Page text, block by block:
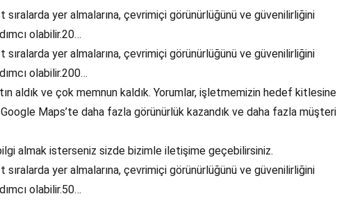
yer almalarına, çevrimiçi görünürlüğünü ve güvenilirliğini
olabilir.20…
yer almalarına, çevrimiçi görünürlüğünü ve güvenilirliğini
olabilir.200…
aldık ve çok memnun kaldık. Yorumlar, işletmemizin hedef kitlesine
Maps’te daha fazla görünürlük kazandık ve daha fazla müşteri
almak isterseniz sizde bizimle iletişime geçebilirsiniz.
yer almalarına, çevrimiçi görünürlüğünü ve güvenilirliğini
olabilir.50…